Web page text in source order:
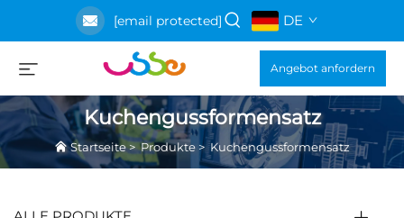
[email protected] DE
Angebot anfordern
Kuchengussformensatz
Startseite>Produkte >Kuchengussformensatz